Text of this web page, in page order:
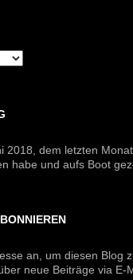
2018, dem letzten
habe und aufs Boot
an, um diesen Blog
neue Beiträge via E-